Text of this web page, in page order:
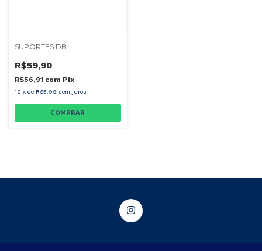
SUPORTES DB
R$59,90
R$56,91 com Pix
10 x de R$5,99 sem juros
COMPRAR